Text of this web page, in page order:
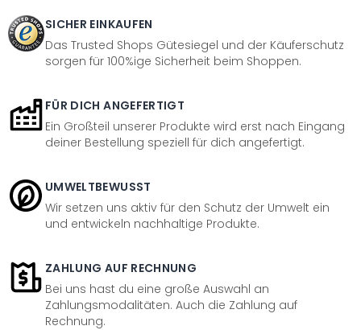
SICHER EINKAUFEN
Das Trusted Shops Gütesiegel und der Käuferschutz
sorgen für 100%ige Sicherheit beim Shoppen.
FÜR DICH ANGEFERTIGT
Ein Großteil unserer Produkte wird erst nach Eingang
deiner Bestellung speziell für dich angefertigt.
UMWELTBEWUSST
Wir setzen uns aktiv für den Schutz der Umwelt ein
und entwickeln nachhaltige Produkte.
ZAHLUNG AUF RECHNUNG
Bei uns hast du eine große Auswahl an
Zahlungsmodalitäten. Auch die Zahlung auf
Rechnung.